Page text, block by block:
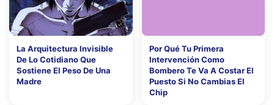
La Arquitectura Invisible
De Lo Cotidiano Que
Sostiene El Peso De Una
Madre
Por Qué Tu Primera
Intervención Como
Bombero Te Va A Costar El
Puesto Si No Cambias El
Chip